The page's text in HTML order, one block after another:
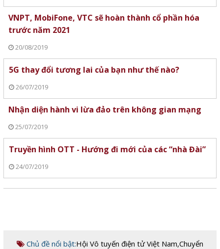
VNPT, MobiFone, VTC sẽ hoàn thành cổ phần hóa
trước năm 2021
20/08/2019
5G thay đổi tương lai của bạn như thế nào?
26/07/2019
Nhận diện hành vi lừa đảo trên không gian mạng
25/07/2019
Truyền hình OTT - Hướng đi mới của các “nhà Đài”
24/07/2019
Chủ đề nổi bật:Hội Vô tuyến điện tử Việt Nam,Chuyển